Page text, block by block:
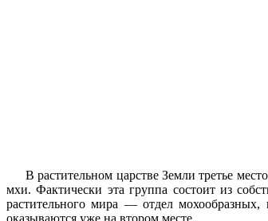
В растительном царстве Земли третье
мхи. Фактически эта группа состоит из
растительного мира — отдел
оказываются уже на втором месте.